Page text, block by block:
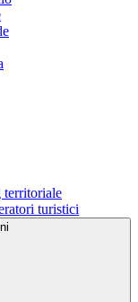
territoriale
turistici